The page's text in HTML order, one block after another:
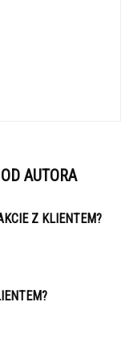
AUTORA
Z KLIENTEM?